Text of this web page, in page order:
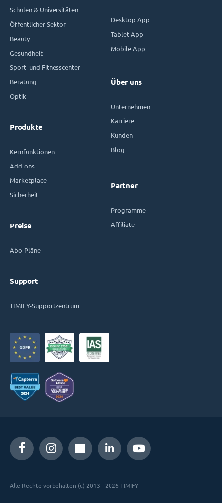
Schulen & Universitäten
Öffentlicher Sektor
Beauty
Gesundheit
Sport- und Fitnesscenter
Beratung
Optik
Produkte
Kernfunktionen
Add-ons
Marketplace
Sicherheit
Preise
Abo-Pläne
Support
TIMIFY-Supportzentrum
Desktop App
Tablet App
Mobile App
Über uns
Unternehmen
Karriere
Kunden
Blog
Partner
Programme
Affiliate
Alle Rechte vorbehalten (c) 2013 - 2026 TIMIFY